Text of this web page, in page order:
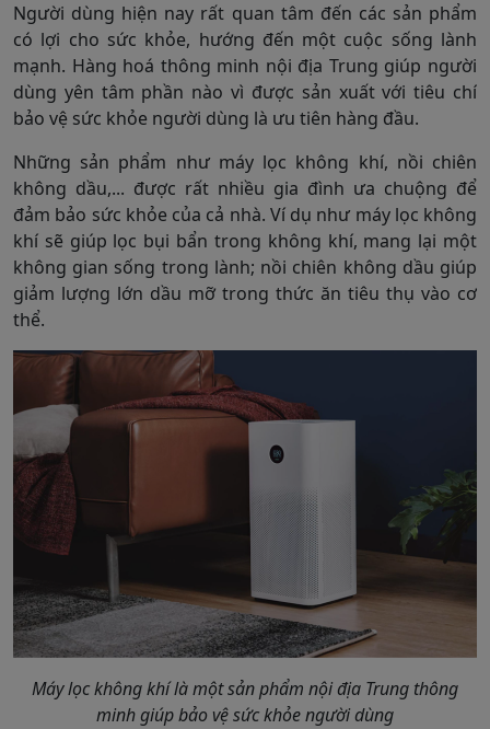
Người dùng hiện nay rất quan tâm đến các sản phẩm
có lợi cho sức khỏe, hướng đến một cuộc sống lành
mạnh. Hàng hoá thông minh nội địa Trung giúp người
dùng yên tâm phần nào vì được sản xuất với tiêu chí
bảo vệ sức khỏe người dùng là ưu tiên hàng đầu.
Những sản phẩm như máy lọc không khí, nồi chiên
không dầu,... được rất nhiều gia đình ưa chuộng để
đảm bảo sức khỏe của cả nhà. Ví dụ như máy lọc không
khí sẽ giúp lọc bụi bẩn trong không khí, mang lại một
không gian sống trong lành; nồi chiên không dầu giúp
giảm lượng lớn dầu mỡ trong thức ăn tiêu thụ vào cơ
thể.
Máy lọc không khí là một sản phẩm nội địa Trung thông
minh giúp bảo vệ sức khỏe người dùng